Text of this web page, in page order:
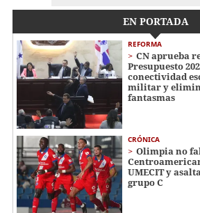
EN PORTADA
REFORMA
CN aprueba
Presupuesto
conectividad
militar y
fantasmas
CRÓNICA
Olimpia no
UMECIT y
grupo C